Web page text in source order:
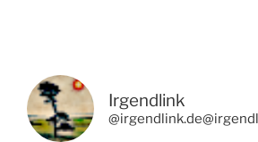
Irgendlink